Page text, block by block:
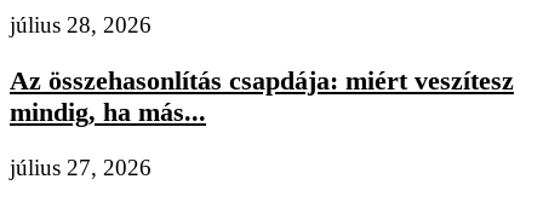
július 28, 2026
Az összehasonlítás csapdája: miért veszítesz
mindig, ha más...
július 27, 2026